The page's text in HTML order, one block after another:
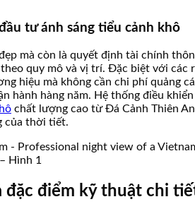
tư ánh sáng tiểu cảnh khô
mà còn là quyết định tài chính
quy mô và vị trí. Đặc biệt với
hiệu mà không cần chi phí
hành hàng năm. Hệ thống điều
chất lượng cao từ Đá Cảnh Thiên
của thời tiết.
Hình 1
đặc điểm kỹ thuật chi